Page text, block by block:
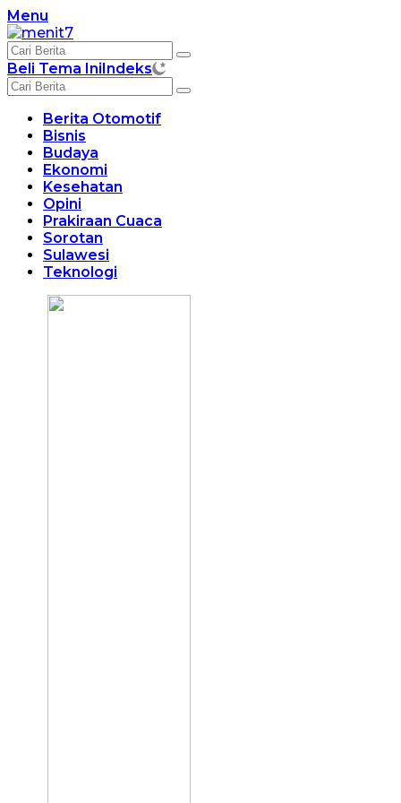
Langsung
ke
konten
Menu
Beli Tema IniIndeks
Berita Otomotif
Bisnis
Budaya
Ekonomi
Kesehatan
Opini
Prakiraan Cuaca
Sorotan
Sulawesi
Teknologi